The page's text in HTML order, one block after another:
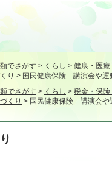
でさがす > くらし > 健康・医療
り > 国民健康保険 講演会や運
でさがす > くらし > 税金・保険
くり > 国民健康保険 講演会や